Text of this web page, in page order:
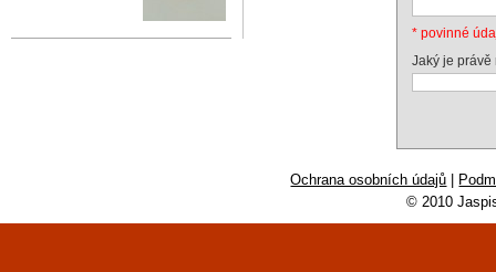
* povinné
Jaký je právě
Ochrana osobních údajů |
© 2010